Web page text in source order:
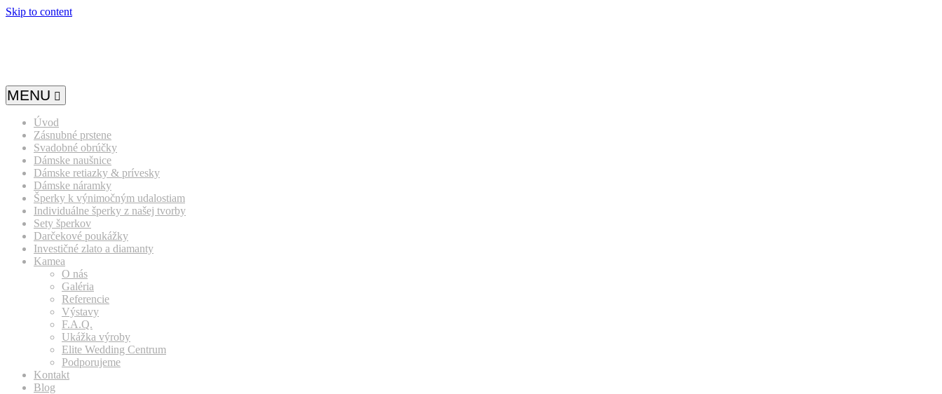
Skip to content
MENU
Úvod
Zásnubné prstene
Svadobné obrúčky
Dámske naušnice
Dámske retiazky & prívesky
Dámske náramky
Šperky k výnimočným udalostiam
Individuálne šperky z našej tvorby
Sety šperkov
Darčekové poukážky
Investičné zlato a diamanty
Kamea
O nás
Galéria
Referencie
Výstavy
F.A.Q.
Ukážka výroby
Elite Wedding Centrum
Podporujeme
Kontakt
Blog